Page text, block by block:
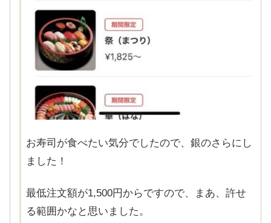
お寿司が食べたい気分でしたので、銀のさらにし
ました！
最低注文額が1,500円からですので、まあ、許せ
る範囲かなと思いました。